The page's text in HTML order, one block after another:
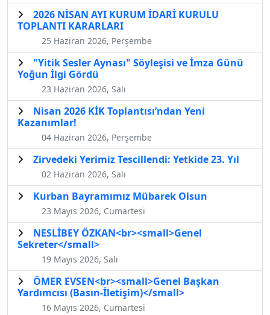
2026 NİSAN AYI KURUM İDARİ KURULU
TOPLANTI KARARLARI
25 Haziran 2026, Perşembe
"Yitik Sesler Aynası" Söyleşisi ve İmza Günü
Yoğun İlgi Gördü
23 Haziran 2026, Salı
Nisan 2026 KİK Toplantısı’ndan Yeni
Kazanımlar!
04 Haziran 2026, Perşembe
Zirvedeki Yerimiz Tescillendi: Yetkide 23. Yıl
02 Haziran 2026, Salı
Kurban Bayramımız Mübarek Olsun
23 Mayıs 2026, Cumartesi
NESLİBEY ÖZKAN<br><small>Genel
Sekreter</small>
19 Mayıs 2026, Salı
ÖMER EVSEN<br><small>Genel Başkan
Yardımcısı (Basın-İletişim)</small>
16 Mayıs 2026, Cumartesi